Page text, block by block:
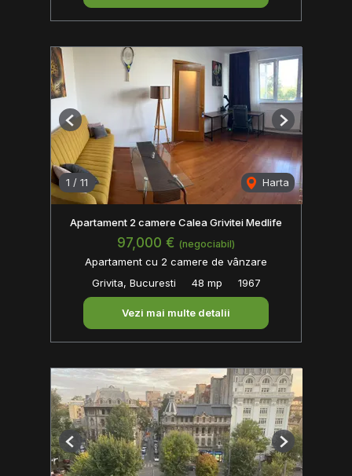
1 / 11 Harta
Previous Next
Apartament 2 camere Calea Grivitei Medlife
97,000 € (negociabil)
Apartament cu 2 camere de vânzare
Grivita, Bucuresti
48 mp 1967
Vezi mai multe detalii
Previous Next